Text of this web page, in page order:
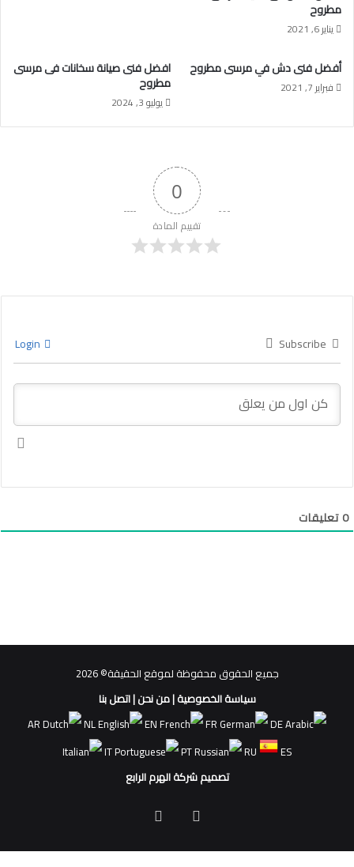
مطروح
يناير 6, 2021
أفضل فنى دش في مرسى مطروح
فبراير 7, 2021
افضل فنى صيانة سخانات فى مرسى
مطروح
يوليو 3, 2024
0
تقييم المادة
Subscribe
0تعليقات
جميع الحقوق محفوظة لموقع الحقيقة© 2026
سياسة الخصوصية|من نحن|اتصل بنا
AR
NL EN FR
DE
IT
PT RU
ES
تصميم شركة الهرم الرابع
فيسبوك
الموقع